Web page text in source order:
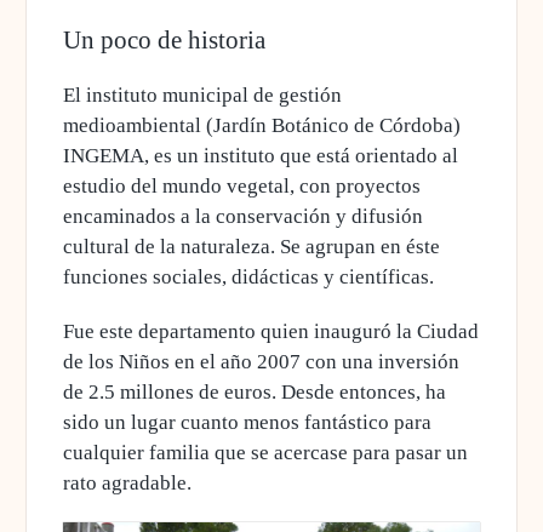
Un poco de historia
El instituto municipal de gestión
medioambiental (Jardín Botánico de Córdoba)
INGEMA, es un instituto que está orientado al
estudio del mundo vegetal, con proyectos
encaminados a la conservación y difusión
cultural de la naturaleza. Se agrupan en éste
funciones sociales, didácticas y científicas.
Fue este departamento quien inauguró la Ciudad
de los Niños en el año 2007 con una inversión
de 2.5 millones de euros. Desde entonces, ha
sido un lugar cuanto menos fantástico para
cualquier familia que se acercase para pasar un
rato agradable.